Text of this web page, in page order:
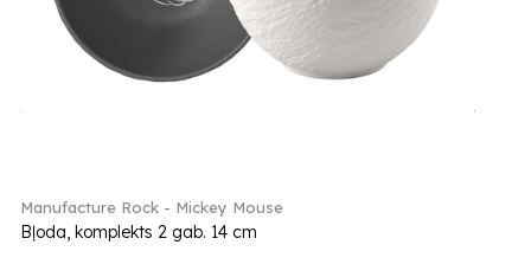
Manufacture Rock - Mickey Mouse
Bļoda, komplekts 2 gab. 14 cm